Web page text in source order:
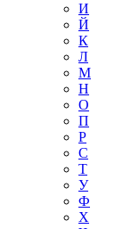
И
Й
К
Л
М
Н
О
П
Р
С
Т
У
Ф
Х